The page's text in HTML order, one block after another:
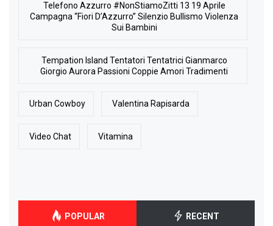
Telefono Azzurro #NonStiamoZitti 13 19 Aprile
Campagna “Fiori D’Azzurro” Silenzio Bullismo Violenza
Sui Bambini
Tempation Island Tentatori Tentatrici Gianmarco
Giorgio Aurora Passioni Coppie Amori Tradimenti
Urban Cowboy Valentina Rapisarda
Video Chat Vitamina
POPULAR RECENT